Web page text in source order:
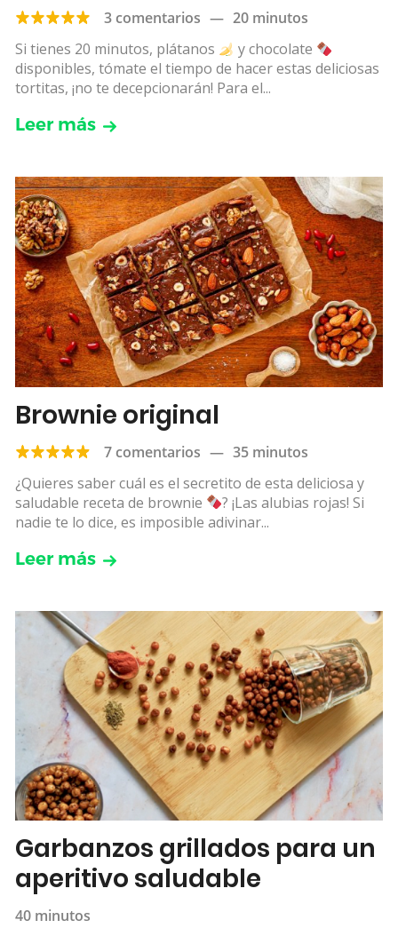
3 comentarios — 20 minutos
Si tienes 20 minutos, plátanos
y chocolate
disponibles, tómate el tiempo de hacer estas deliciosas
tortitas, ¡no te decepcionarán! Para el...
Leer más
Brownie original
7 comentarios — 35 minutos
¿Quieres saber cuál es el secretito de esta deliciosa y
saludable receta de brownie
? ¡Las alubias rojas! Si
nadie te lo dice, es imposible adivinar...
Leer más
Garbanzos grillados para un
aperitivo saludable
40 minutos